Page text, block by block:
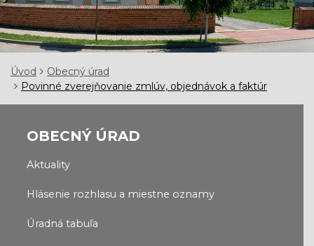
Úvod
Obecný úrad
Povinné zverejňovanie zmlúv, objednávok a faktúr
OBECNÝ ÚRAD
Aktuality
Hlásenie rozhlasu a miestne oznamy
Úradná tabuľa